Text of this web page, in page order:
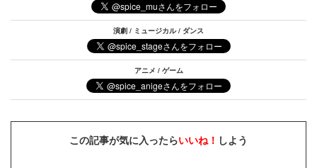
演劇 / ミュージカル / ダンス
アニメ / ゲーム
この記事が気に入ったらいいね！ しよう